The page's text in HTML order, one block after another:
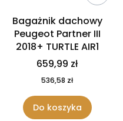
Bagażnik dachowy
Peugeot Partner III
2018+ TURTLE AIR1
659,99 zł
536,58 zł
Do koszyka